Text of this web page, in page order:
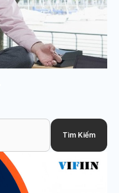
Tìm Kiếm